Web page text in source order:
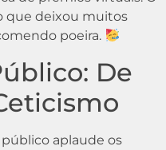
que deixou muitos
poeira.
De
aplaude os